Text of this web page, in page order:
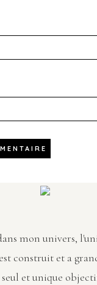
mon univers,
construit et a
seul et unique